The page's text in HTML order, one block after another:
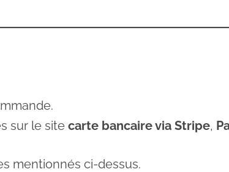
sur le site carte bancaire via Stripe,
mentionnés ci-dessus.